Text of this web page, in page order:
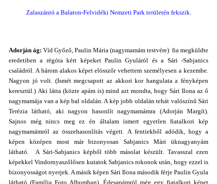
Zalaszántó a Balaton-Felvidéki Nemzeti Park területén fekszik.
Adorján ág: Víd Győző, Paulin Mária (nagymamám testvére) fia megküldte
eredetiben a régóta kért képeket Paulin Gyuláról és a Sári -Sabjanics
családról. A három alakos képet elösszőr vehettem személyesen a kezembe.
Nagyon jó volt. (Ismét megcsapott az akkori kor hangulata a fényképen
keresztül.) Aki látta (közte apám is) mind azt mondta, hogy Sári Ilona az ő
nagymamája van a kép bal oldalán. A kép jobb oldalán tehát valószínű Sári
Terézia látható, aki nagyon hasonlít nagymamámra (Adorján Margít).
Sajnos még nincs meg ez én általam ismert egyetlen fiatalkori kép
nagymamámról az összehasonlítás végett. A fentiekből adódik, hogy a
képen középen most már bizonyosan Sabjanics Mári üknagyanyám
látható. A Sári-Sabjanics képből több másolat készült. Tavasszal ezen
képekkel Vindornyaszőlősen kutatok Sabjanics rokonok után, hogy ezzel is
bizonyosságot nyerjek. A másik képen Sári Ilona második férje Paulin Gyula
látható (Família Foto Albumban). Édesapámról még egy fiatalkori képet